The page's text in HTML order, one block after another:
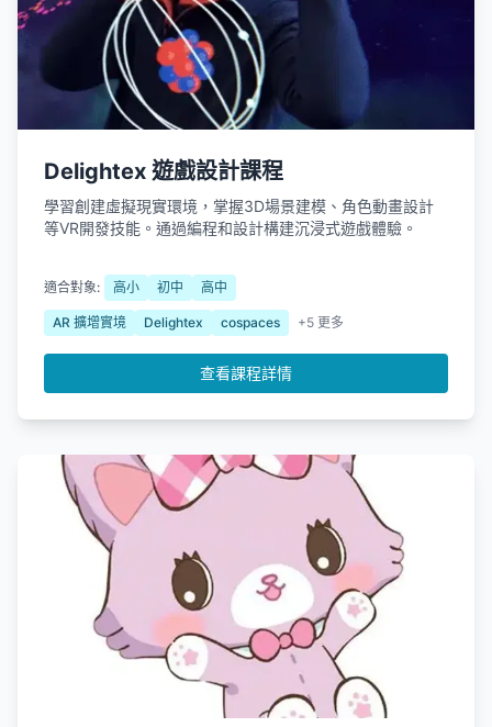
Delightex 遊戲設計課程
學習創建虛擬現實環境，掌握3D場景建模、角色動畫設計
等VR開發技能。通過編程和設計構建沉浸式遊戲體驗。
適合對象: 高小 初中 高中
AR 擴增實境 Delightex cospaces +5 更多
查看課程詳情